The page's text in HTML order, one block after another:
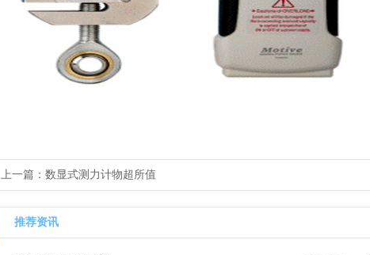
上一篇： 数显式测力计物超所值
推荐资讯